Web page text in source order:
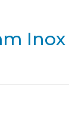
Inox